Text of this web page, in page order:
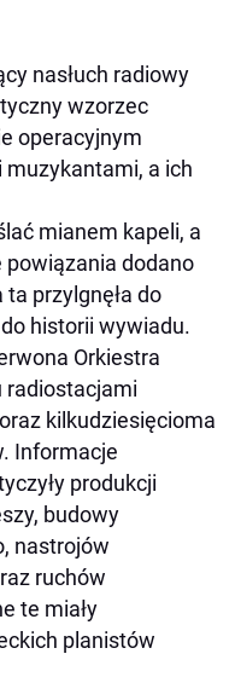
nasłuch radiowy
wzorzec
operacyjnym
a ich
mianem kapeli, a
dodano
przylgnęła do
historii wywiadu.
Orkiestra
radiostacjami
kilkudziesięcioma
Informacje
produkcji
budowy
nastrojów
ruchów
te miały
planistów